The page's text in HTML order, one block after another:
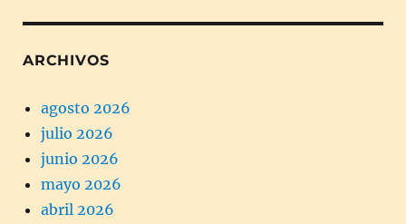
ARCHIVOS
agosto 2026
julio 2026
junio 2026
mayo 2026
abril 2026